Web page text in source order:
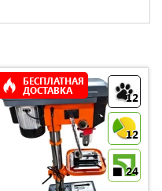
12
12
24
БЕСПЛАТНАЯ
ДОСТАВКА